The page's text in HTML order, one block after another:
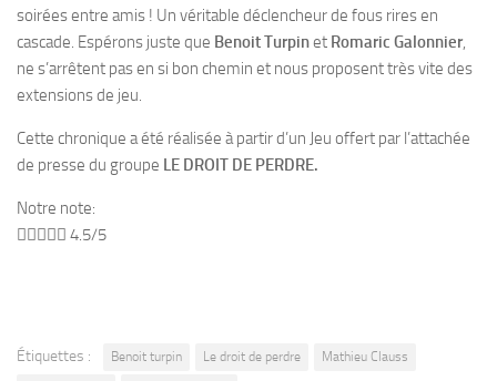
soirées entre amis ! Un véritable déclencheur de fous rires en
cascade. Espérons juste que Benoit Turpinet Romaric Galonnier,
ne s’arrêtent pas en si bon chemin et nous proposent très vite des
extensions de jeu.
Cette chronique a été réalisée à partir d’un Jeu offert par l’attachée
de presse du groupe LE DROIT DE PERDRE.
Notre note:
 4.5/5
Étiquettes : Benoit turpin Le droit de perdre
Mathieu Clauss